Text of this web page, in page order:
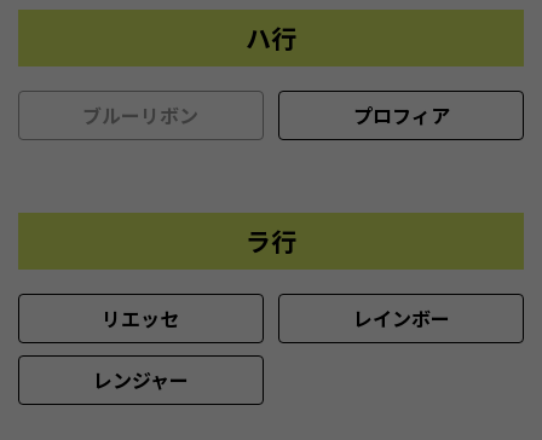
ハ行
ブルーリボン プロフィア
ラ行
リエッセ レインボー
レンジャー